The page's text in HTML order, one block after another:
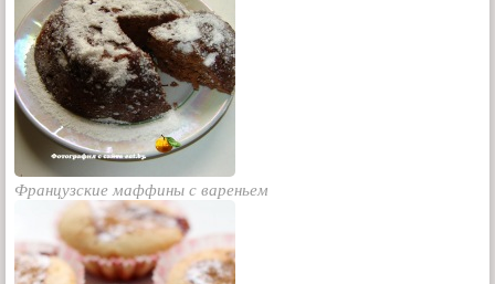
Французские маффины с вареньем